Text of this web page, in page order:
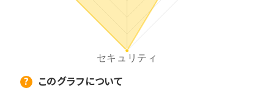
このグラフについて